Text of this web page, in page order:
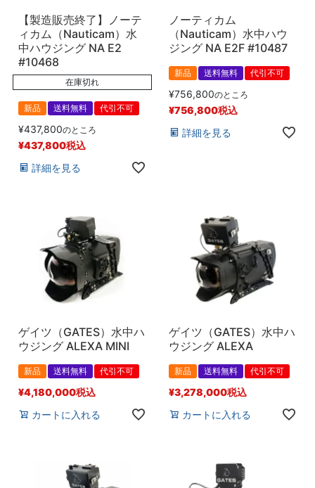
【製造販売終了】ノーテ
ィカム（Nauticam）水
中ハウジング NA E2
#10468
在庫切れ
新品 送料無料 代引不可
¥437,800のところ
¥437,800税込
詳細を見る
ノーティカム
（Nauticam）水中ハウ
ジング NA E2F #10487
新品 送料無料 代引不可
¥756,800のところ
¥756,800税込
詳細を見る
ゲイツ（GATES）水中ハ
ウジング ALEXA MINI
新品 送料無料 代引不可
¥4,180,000税込
カートに入れる
ゲイツ（GATES）水中ハ
ウジング ALEXA
新品 送料無料 代引不可
¥3,278,000税込
カートに入れる